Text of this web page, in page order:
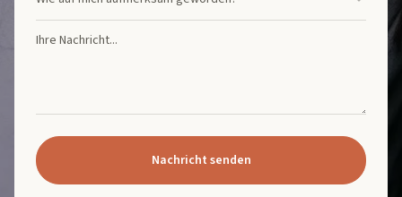
Ihre Nachricht...
Nachricht senden